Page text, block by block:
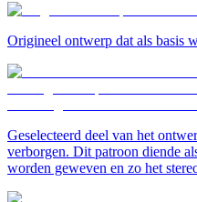
Origineel ontwerp dat als basis
Geselecteerd deel van het
verborgen. Dit patroon diende
worden geweven en zo het